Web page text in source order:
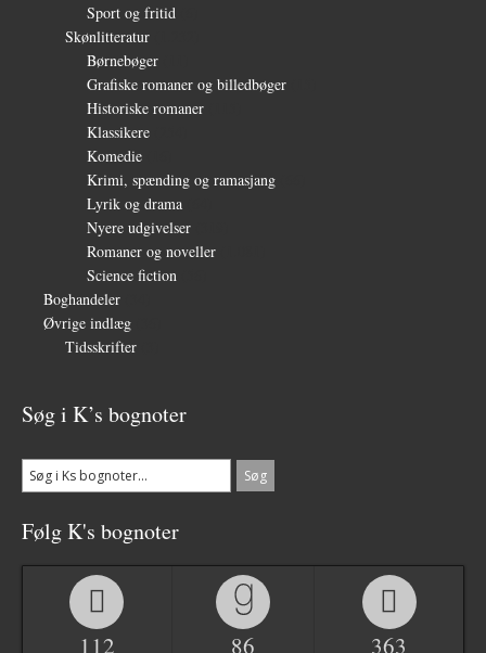
Sport og fritid
Skønlitteratur
Børnebøger
Grafiske romaner og billedbøger
Historiske romaner
Klassikere
Komedie
Krimi, spænding og ramasjang
Lyrik og drama
Nyere udgivelser
Romaner og noveller
Science fiction
Boghandeler
Øvrige indlæg
Tidsskrifter
Søg i K’s bognoter
Følg K's bognoter
112 86 363